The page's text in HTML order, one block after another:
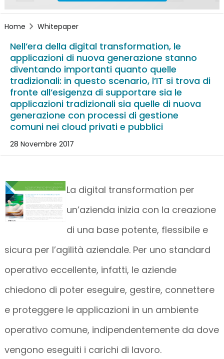
Home Whitepaper
Nell’era della digital transformation, le
applicazioni di nuova generazione stanno
diventando importanti quanto quelle
tradizionali: in questo scenario, l’IT si trova di
fronte all’esigenza di supportare sia le
applicazioni tradizionali sia quelle di nuova
generazione con processi di gestione
comuni nei cloud privati e pubblici
28 Novembre 2017
La digital transformation per
un’azienda inizia con la creazione
di una base potente, flessibile e
sicura per l’agilità aziendale. Per uno standard
operativo eccellente, infatti, le aziende
chiedono di poter eseguire, gestire, connettere
e proteggere le applicazioni in un ambiente
operativo comune, indipendentemente da dove
vengono eseguiti i carichi di lavoro.